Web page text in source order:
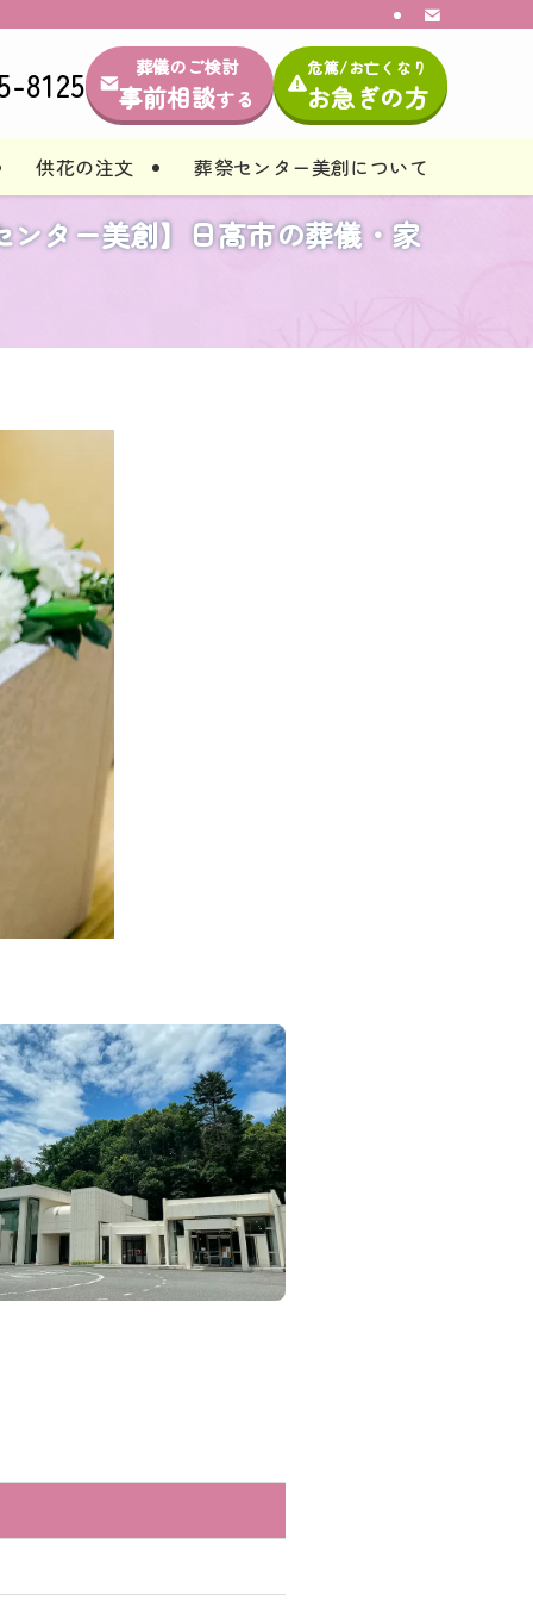
供花の注文 葬祭センター美創について
8125 葬儀のご検討
事前相談する
危篤/お亡くなり
お急ぎの方
ター美創】日高市の葬儀・家